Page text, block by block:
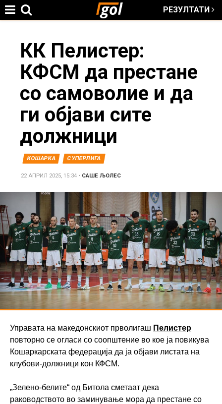
РЕЗУЛТАТИ
here
КК Пелистер:
КФСМ да престане
со самоволие и да
ги објави сите
должници
КОШАРКА СУПЕРЛИГА
22 АПРИЛ 2025, 15:34 • САШЕ ЉОЛЕС
Управата на македонскиот прволигаш Пелистер
повторно се огласи со соопштение во кое ја повикува
Кошаркарската федерација да ја објави листата на
клубови-должници кон КФСМ.
„Зелено-белите“ од Битола сметаат дека
раководството во заминување мора да престане со